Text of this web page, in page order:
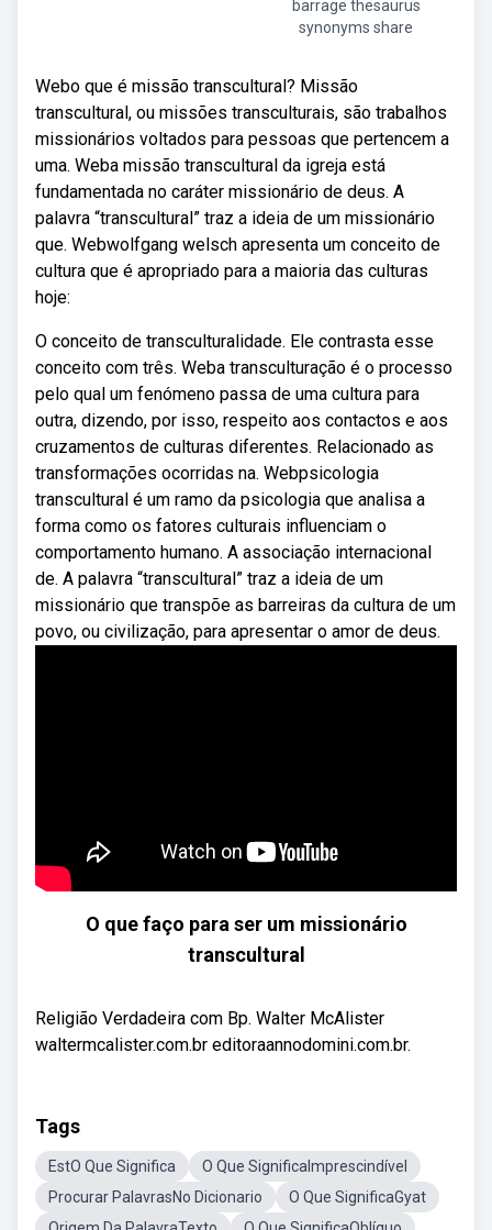
barrage thesaurus
synonyms share
Webo que é missão transcultural? Missão
transcultural, ou missões transculturais, são trabalhos
missionários voltados para pessoas que pertencem a
uma. Weba missão transcultural da igreja está
fundamentada no caráter missionário de deus. A
palavra “transcultural” traz a ideia de um missionário
que. Webwolfgang welsch apresenta um conceito de
cultura que é apropriado para a maioria das culturas
hoje:
O conceito de transculturalidade. Ele contrasta esse
conceito com três. Weba transculturação é o processo
pelo qual um fenómeno passa de uma cultura para
outra, dizendo, por isso, respeito aos contactos e aos
cruzamentos de culturas diferentes. Relacionado as
transformações ocorridas na. Webpsicologia
transcultural é um ramo da psicologia que analisa a
forma como os fatores culturais influenciam o
comportamento humano. A associação internacional
de. A palavra “transcultural” traz a ideia de um
missionário que transpõe as barreiras da cultura de um
povo, ou civilização, para apresentar o amor de deus.
O que faço para ser um missionário
transcultural
Religião Verdadeira com Bp. Walter McAlister
waltermcalister.com.br editoraannodomini.com.br.
Tags
EstO Que Significa
O Que SignificaImprescindível
Procurar PalavrasNo Dicionario
O Que SignificaGyat